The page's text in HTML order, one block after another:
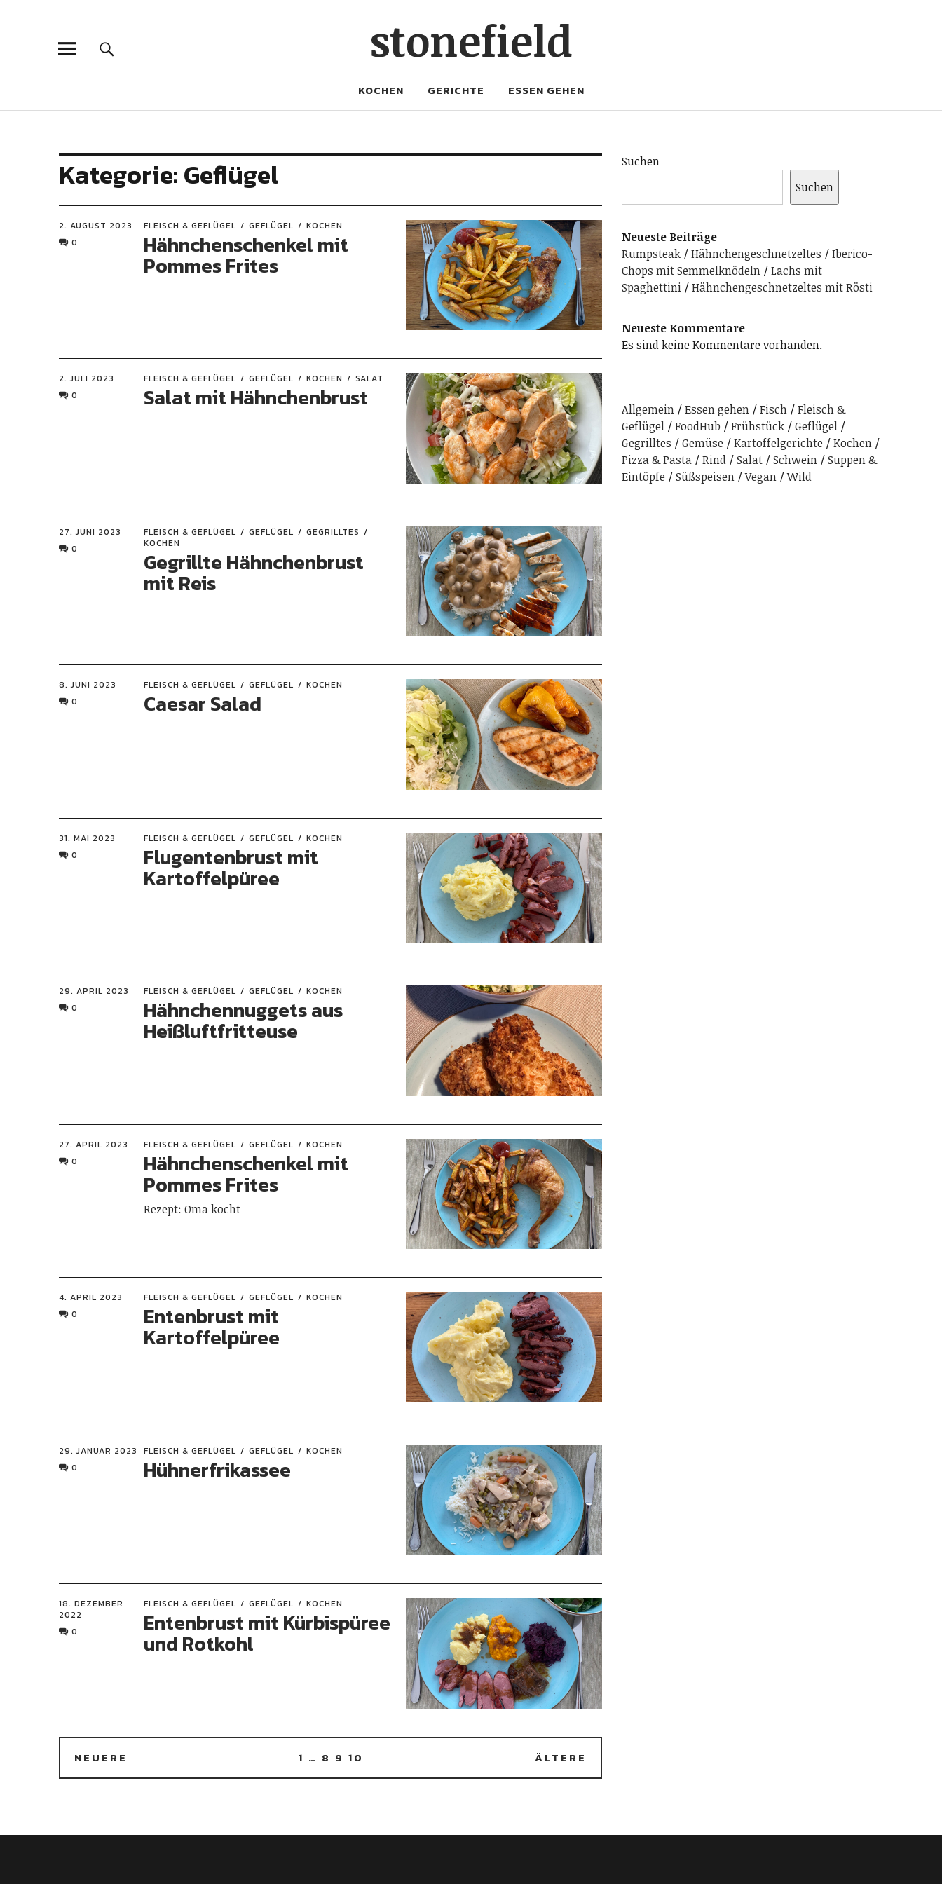
stonefield
KOCHEN GERICHTE ESSEN GEHEN
Kategorie:Geflügel
2. AUGUST 2023
0
FLEISCH & GEFLÜGEL GEFLÜGEL KOCHEN
Hähnchenschenkel mit
Pommes Frites
2. JULI 2023
0
FLEISCH & GEFLÜGEL GEFLÜGEL KOCHEN SALAT
Salat mit Hähnchenbrust
27. JUNI 2023
0
FLEISCH & GEFLÜGEL GEFLÜGEL
GEGRILLTES
KOCHEN
Gegrillte Hähnchenbrust
mit Reis
8. JUNI 2023
0
FLEISCH & GEFLÜGEL GEFLÜGEL KOCHEN
Caesar Salad
31. MAI 2023
0
FLEISCH & GEFLÜGEL GEFLÜGEL KOCHEN
Flugentenbrust mit
Kartoffelpüree
29. APRIL 2023
0
FLEISCH & GEFLÜGEL GEFLÜGEL KOCHEN
Hähnchennuggets aus
Heißluftfritteuse
27. APRIL 2023
0
FLEISCH & GEFLÜGEL GEFLÜGEL KOCHEN
Hähnchenschenkel mit
Pommes Frites
Rezept: Oma kocht
4. APRIL 2023
0
FLEISCH & GEFLÜGEL GEFLÜGEL KOCHEN
Entenbrust mit
Kartoffelpüree
29. JANUAR 2023
0
FLEISCH & GEFLÜGEL GEFLÜGEL KOCHEN
Hühnerfrikassee
18. DEZEMBER
2022
0
FLEISCH & GEFLÜGEL GEFLÜGEL KOCHEN
Entenbrust mit Kürbispüree
und Rotkohl
NEUERE 1 … 8 9 10 ÄLTERE
Suchen
Suchen
Neueste Beiträge
Rumpsteak
Hähnchengeschnetzeltes
Iberico-
Chops mit Semmelknödeln
Lachs mit
Spaghettini
Hähnchengeschnetzeltes mit Rösti
Neueste Kommentare
Es sind keine Kommentare vorhanden.
Allgemein Essen gehen Fisch
Fleisch &
Geflügel
FoodHub Frühstück
Geflügel
Gegrilltes
Gemüse Kartoffelgerichte
Kochen
Pizza & Pasta
Rind Salat Schwein
Suppen &
Eintöpfe
Süßspeisen Vegan Wild